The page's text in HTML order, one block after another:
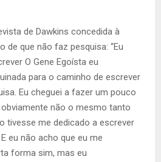
de Dawkins concedida à
de que não faz pesquisa: “Eu
O Gene Egoísta eu
para o caminho de escrever
Eu cheguei a fazer um pouco
não o mesmo tanto
tivesse me dedicado a escrever
eu não acho que eu me
forma sim, mas eu